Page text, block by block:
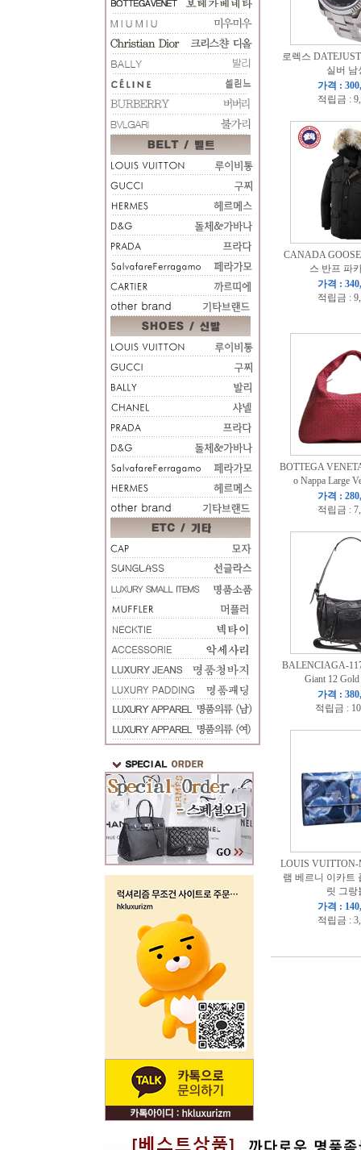
로렉스
실버 남
가격 :
적립금 :
CANADA
스 반프 파
가격 :
적립금 :
BOTTEGA
o Nappa Large
가격 :
적립금 :
BALENCIAGA-
Giant 12
가격 :
적립금 :
LOUIS VUITTON-
램 베르니 이카트
릿 그랑
가격 :
적립금 :